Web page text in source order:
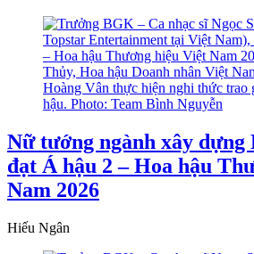
Nữ tướng ngành xây dựng
đạt Á hậu 2 – Hoa hậu
Nam 2026
Hiếu Ngân